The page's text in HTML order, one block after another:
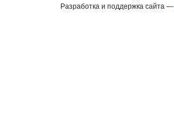
Разработка и поддержка сайта —